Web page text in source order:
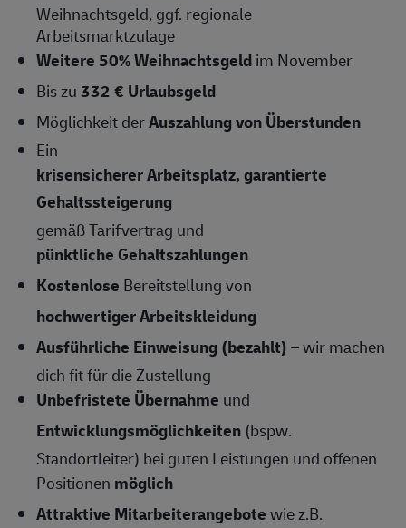
Weihnachtsgeld, ggf. regionale
Arbeitsmarktzulage
Weitere 50% Weihnachtsgeldim November
Bis zu332 € Urlaubsgeld
Möglichkeit derAuszahlung von Überstunden
Ein
krisensicherer Arbeitsplatz, garantierte
Gehaltssteigerung
gemäß Tarifvertrag und
pünktliche Gehaltszahlungen
Kostenlose Bereitstellung von
hochwertiger Arbeitskleidung
Ausführliche Einweisung (bezahlt)– wir machen
dich fit für die Zustellung
Unbefristete Übernahme und
Entwicklungsmöglichkeiten (bspw.
Standortleiter) bei guten Leistungen und offenen
Positionen möglich
Attraktive Mitarbeiterangebotewie z.B.